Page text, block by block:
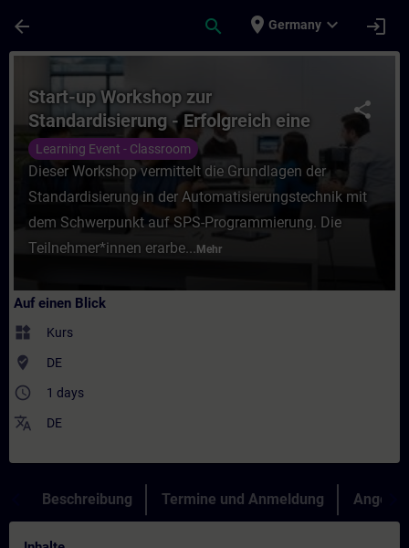
arrow_back search place Germany expand_more login
Kurs - Start-up Workshop zur
share
Start-up Workshop zur
Standardisierung - Erfolgreich eine
modulare Software erstellen
Learning Event - Classroom
Dieser Workshop vermittelt die Grundlagen der
Standardisierung in der Automatisierungstechnik mit
dem Schwerpunkt auf SPS-Programmierung. Die
Teilnehmer*innen erarbe... Mehr
Auf einen Blick
widgets Kurs
where_to_vote DE
access_time 1 days
translate DE
Beschreibung Termine und Anmeldung Angebot